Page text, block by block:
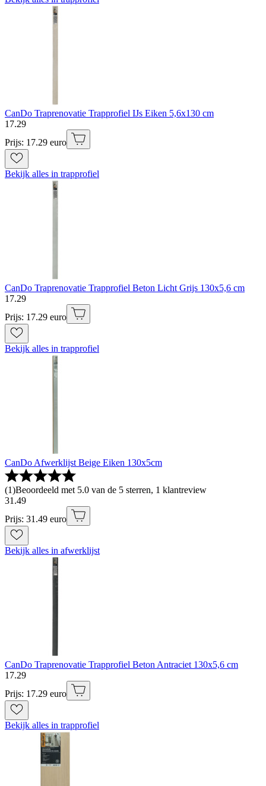
CanDo Traprenovatie Trapprofiel IJs Eiken 5,6x130 cm
17.29
Prijs: 17.29 euro
Bekijk alles in trapprofiel
CanDo Traprenovatie Trapprofiel Beton Licht Grijs 130x5,6 cm
17.29
Prijs: 17.29 euro
Bekijk alles in trapprofiel
CanDo Afwerklijst Beige Eiken 130x5cm
(1)Beoordeeld met 5.0 van de 5 sterren, 1 klantreview
31.49
Prijs: 31.49 euro
Bekijk alles in afwerklijst
CanDo Traprenovatie Trapprofiel Beton Antraciet 130x5,6 cm
17.29
Prijs: 17.29 euro
Bekijk alles in trapprofiel